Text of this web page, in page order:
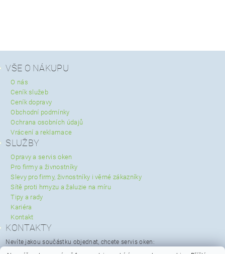
VŠE O NÁKUPU
O nás
Ceník služeb
Ceník dopravy
Obchodní podmínky
Ochrana osobních údajů
Vrácení a reklamace
SLUŽBY
Opravy a servis oken
Pro firmy a živnostníky
Slevy pro firmy, živnostníky i věrné zákazníky
Sítě proti hmyzu a žaluzie na míru
Tipy a rady
Kariéra
Kontakt
KONTAKTY
Nevíte jakou součástku objednat, chcete servis oken:
servis@spravaoken.cz